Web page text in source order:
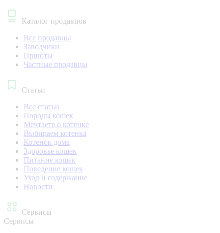
Каталог продавцов
Все продавцы
Заводчики
Приюты
Частные продавцы
Статьи
Все статьи
Породы кошек
Мечтаете о котенке
Выбираем котенка
Котенок дома
Здоровье кошек
Питание кошек
Поведение кошек
Уход и содержание
Новости
Сервисы
Сервисы